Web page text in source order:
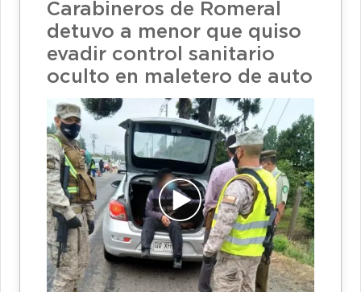
Carabineros de Romeral
detuvo a menor que quiso
evadir control sanitario
oculto en maletero de auto